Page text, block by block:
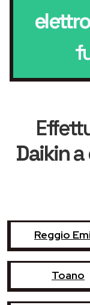
Daikina
Reggio
Toano